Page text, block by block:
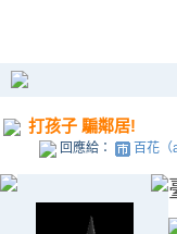
打孩子 騙鄰居!
回應給： 百花（